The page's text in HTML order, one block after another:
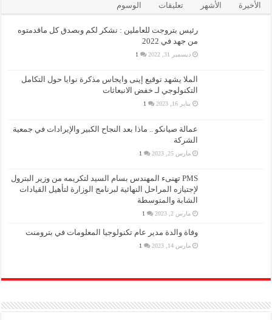
الأخيرة الأشهر تعليقات الوسوم
رئيس بتروجت للعاملين : نشكر لكم وبصدق كل ماقدمتوه
من جهد في 2022
ديسمبر 31, 2022 1
الملا يشهد توقيع إينى وايجاس مذكرة نوايا حول التكامل
التكنولوجي لـ خفض الانبعاثات
يناير 16, 2023 1
عمالة صيانكو .. ماذا بعد النجاح الكبير والإيرادات في جمعية
الشركة
مارس 25, 2023 1
PMS تهنىء المهندس بسام السيد لتكريمه من وزير البترول
لإجتيازه المراحل النهائية لبرنامج الوزارة لتأهيل القيادات
الشابة والمتوسطة
مارس 2, 2023 1
وفاة والدة مدير عام تكنولوجيا المعلومات في بترومنت
مارس 14, 2023 1